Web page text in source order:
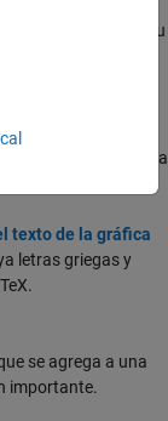
y personalice su
el tamaño de la
gráfica, controlar la
texto de la gráfica
letras griegas y
se agrega a una
importante.